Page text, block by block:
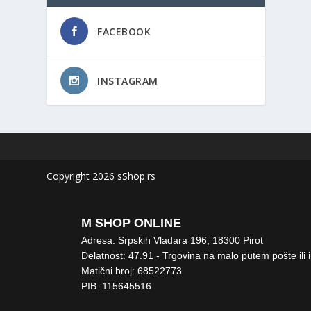
FACEBOOK
INSTAGRAM
Copyright 2026 sShop.rs
M SHOP ONLINE
Adresa: Srpskih Vladara 196, 18300 Pirot
Delatnost: 47.91 - Trgovina na malo putem pošte ili
Matični broj: 68522773
PIB: 115645516